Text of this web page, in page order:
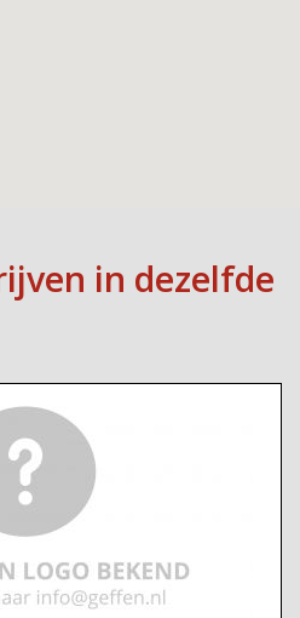
in dezelfde